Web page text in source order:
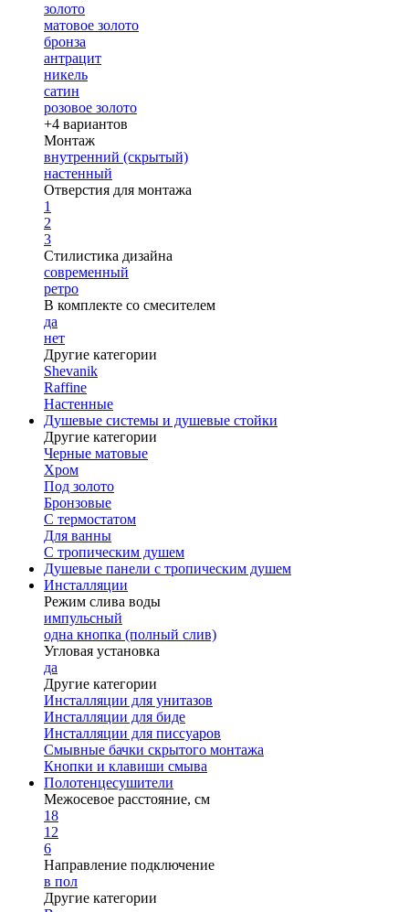
золото
матовое золото
бронза
антрацит
никель
сатин
розовое золото
+4 вариантов
Монтаж
внутренний (скрытый)
настенный
Отверстия для монтажа
1
2
3
Стилистика дизайна
современный
ретро
В комплекте со смесителем
да
нет
Другие категории
Shevanik
Raffine
Настенные
Душевые системы и душевые стойки
Другие категории
Черные матовые
Хром
Под золото
Бронзовые
С термостатом
Для ванны
С тропическим душем
Душевые панели с тропическим душем
Инсталляции
Режим слива воды
импульсный
одна кнопка (полный слив)
Угловая установка
да
Другие категории
Инсталляции для унитазов
Инсталляции для биде
Инсталляции для писсуаров
Смывные бачки скрытого монтажа
Кнопки и клавиши смыва
Полотенцесушители
Межосевое расстояние, см
18
12
6
Направление подключение
в пол
Другие категории